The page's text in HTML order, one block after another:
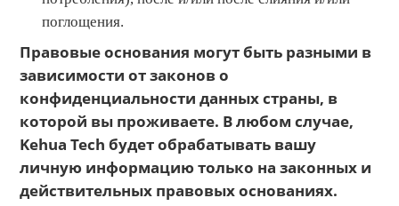
поглощения.
Правовые основания могут быть разными в
зависимости от законов о
конфиденциальности данных страны, в
которой вы проживаете. В любом случае,
Kehua Tech будет обрабатывать вашу
личную информацию только на законных и
действительных правовых основаниях.